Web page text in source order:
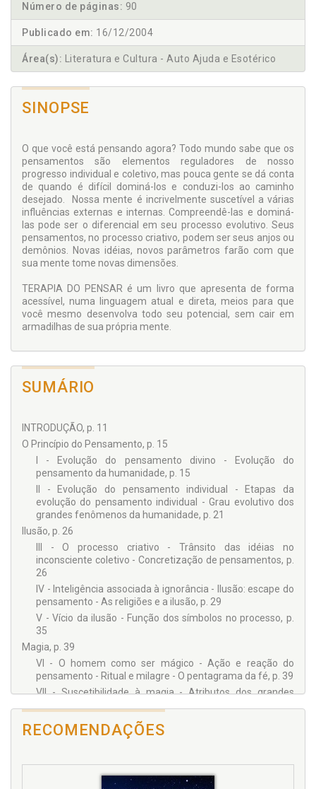
Número de páginas: 90
Publicado em: 16/12/2004
Área(s): Literatura e Cultura - Auto Ajuda e Esotérico
SINOPSE
O que você está pensando agora? Todo mundo sabe que os
pensamentos são elementos reguladores de nosso
progresso individual e coletivo, mas pouca gente se dá conta
de quando é difícil dominá-los e conduzi-los ao caminho
desejado. Nossa mente é incrivelmente suscetível a várias
influências externas e internas. Compreendê-las e dominá-
las pode ser o diferencial em seu processo evolutivo. Seus
pensamentos, no processo criativo, podem ser seus anjos ou
demônios. Novas idéias, novos parâmetros farão com que
sua mente tome novas dimensões.
TERAPIA DO PENSAR é um livro que apresenta de forma
acessível, numa linguagem atual e direta, meios para que
você mesmo desenvolva todo seu potencial, sem cair em
armadilhas de sua própria mente.
SUMÁRIO
INTRODUÇÃO, p. 11
O Princípio do Pensamento, p. 15
I - Evolução do pensamento divino - Evolução do
pensamento da humanidade, p. 15
II - Evolução do pensamento individual - Etapas da
evolução do pensamento individual - Grau evolutivo dos
grandes fenômenos da humanidade, p. 21
Ilusão, p. 26
III - O processo criativo - Trânsito das idéias no
inconsciente coletivo - Concretização de pensamentos, p.
26
IV - Inteligência associada à ignorância - Ilusão: escape do
pensamento - As religiões e a ilusão, p. 29
V - Vício da ilusão - Função dos símbolos no processo, p.
35
Magia, p. 39
VI - O homem como ser mágico - Ação e reação do
pensamento - Ritual e milagre - O pentagrama da fé, p. 39
VII - Suscetibilidade à magia - Atributos dos grandes
VIII - Onde residem os pensamentos da humanidade -
Princípios do Pensamento, p. 46
IX - Visão geral sobre a utilidade dos símbolos, p. 49
RECOMENDAÇÕES